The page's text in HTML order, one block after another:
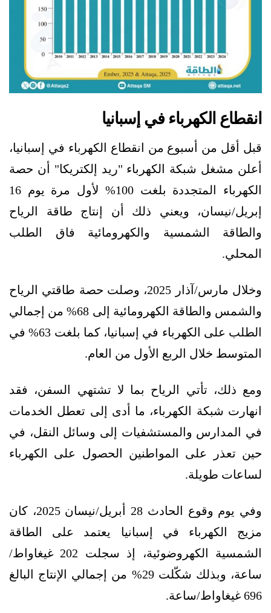
انقطاع الكهرباء في إسبانيا
قبل أقل من أسبوع من انقطاع الكهرباء في إسبانيا،
أعلن مشغل شبكة الكهرباء "ريد إلكتريكا" أن حصة
الكهرباء المتجددة بلغت 100% لأول مرة يوم 16
إبريل/نيسان، ويعني ذلك أن إنتاج طاقة الرياح
والطاقة الشمسية والكهرومائية فاق الطلب
المحلي.
وخلال مارس/آذار 2025، وصلت حصة طاقتي الرياح
والشمس والطاقة الكهرومائية إلى 68% من إجمالي
الطلب على الكهرباء في إسبانيا، كما بلغت 63% في
المتوسط خلال الربع الأول من العام.
ومع ذلك، تأتي الرياح بما لا تشتهي السفن، فقد
انهارت شبكة الكهرباء، ما أدى إلى تعطل الخدمات
في المدارس والمستشفيات إلى وسائل النقل، في
حين تعذر على المواطنين الحصول على الكهرباء
لساعات طويلة.
وفي يوم وقوع الحادث 28 أبريل/نيسان 2025، كان
مزيج الكهرباء في إسبانيا يعتمد على الطاقة
الشمسية الكهروضوئية، إذ سجلت 202 غيغاواط/
ساعة، وبذلك شكّلت 29% من إجمالي الإنتاج البالغ
696 غيغاواط/ساعة.